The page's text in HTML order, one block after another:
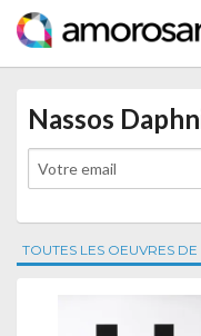
Nassos
TOUTES LES OEUVRES